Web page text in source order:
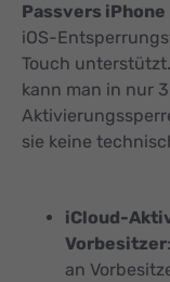
Passvers
iOS-
Touch
kann man in nur
sie keine
iCloud-
Vorbesitzer
an